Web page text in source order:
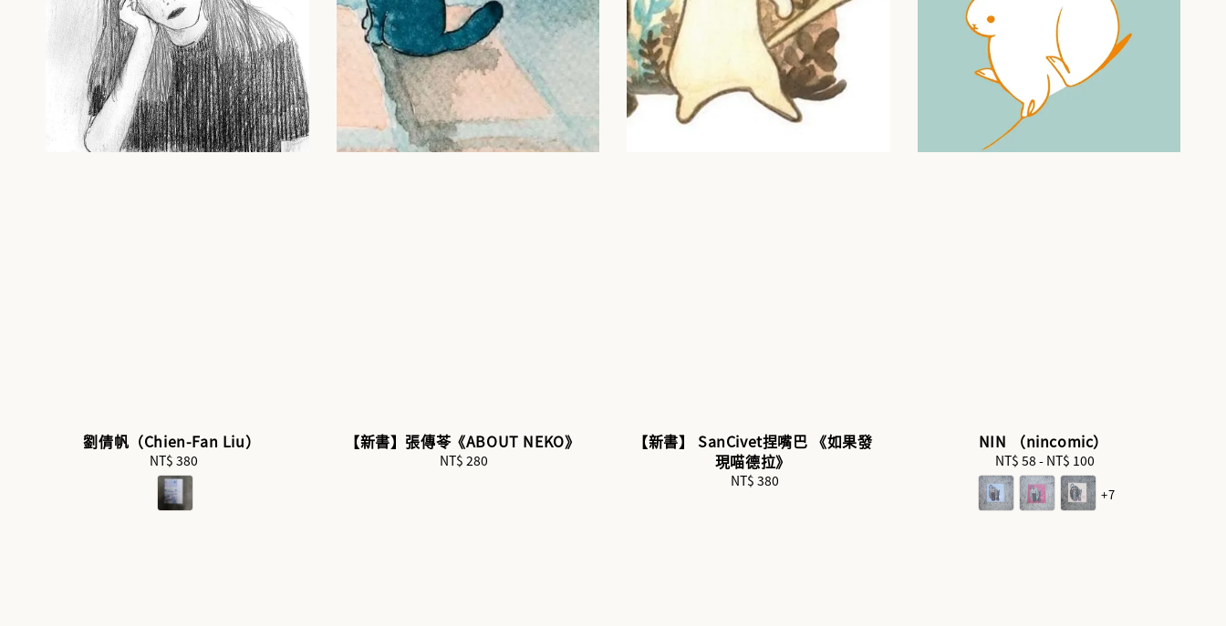
劉倩帆（Chien-Fan Liu）
Regular
price
NT$ 380
【新書】張傳苓《ABOUT NEKO》
Regular
NT$ 280
【新書】 SanCivet捏嘴巴 《如果發
現喵德拉》
Regular
NT$ 380
NIN （nincomic）
Regular
price
NT$ 58 - NT$ 100
+7